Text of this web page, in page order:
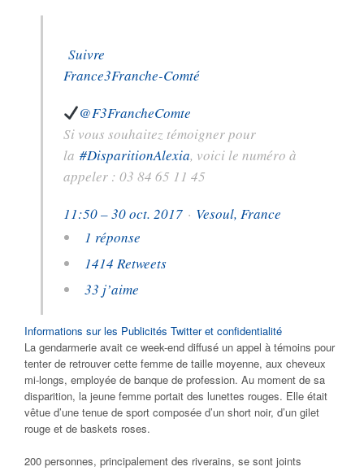
Suivre
France3Franche-Comté
@F3FrancheComte
Si vous souhaitez témoigner pour
la #DisparitionAlexia, voici le numéro à
appeler : 03 84 65 11 45
11:50 – 30 oct. 2017 · Vesoul, France
1 réponse
1414 Retweets
33 j’aime
Informations sur les Publicités Twitter et confidentialité
La gendarmerie avait ce week-end diffusé un appel à témoins pour
tenter de retrouver cette femme de taille moyenne, aux cheveux
mi-longs, employée de banque de profession. Au moment de sa
disparition, la jeune femme portait des lunettes rouges. Elle était
vêtue d’une tenue de sport composée d’un short noir, d’un gilet
rouge et de baskets roses.
200 personnes, principalement des riverains, se sont joints